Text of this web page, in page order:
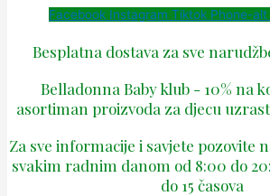
Facebook Instagram Tiktok Phone-alt
Besplatna dostava za sve
Belladonna Baby klub - 10% na
asortiman proizvoda za djecu
Za sve informacije i savjete pozovite
svakim radnim danom od 8:00 do
do 15 časova